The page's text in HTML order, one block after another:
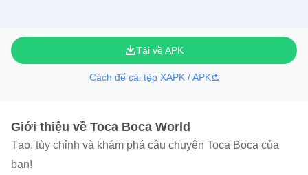
Tải về APK
Cách để cài tệp XAPK / APK
Giới thiệu về Toca Boca World
Tạo, tùy chỉnh và khám phá câu chuyện Toca Boca của
bạn!